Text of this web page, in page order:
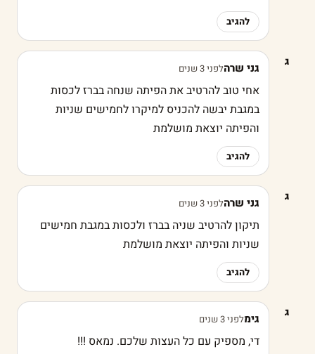
להגיב
ג גני שרהלפני 3 שנים
אחי טוב להרטיב את הפיתה שנחה בברז לכסות
במגבת יבשה להכניס למיקרו לחמישים שניות
והפיתה יוצאת מושלמת
להגיב
ג גני שרהלפני 3 שנים
תיקון להרטיב שניה בברז ולכסות במגבת חמישים
שניות והפיתה יוצאת מושלמת
להגיב
ג גימלפני 3 שנים
די, מספיק עם כל העצות שלכם. נמאס !!!